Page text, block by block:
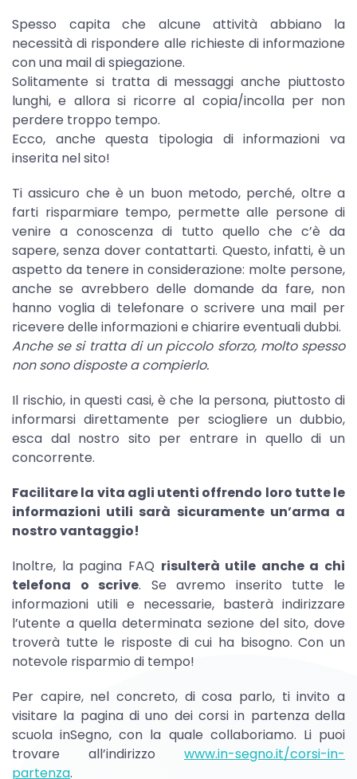
Spesso capita che alcune attività abbiano la
necessità di rispondere alle richieste di informazione
con una mail di spiegazione.
Solitamente si tratta di messaggi anche piuttosto
lunghi, e allora si ricorre al copia/incolla per non
perdere troppo tempo.
Ecco, anche questa tipologia di informazioni va
inserita nel sito!
Ti assicuro che è un buon metodo, perché, oltre a
farti risparmiare tempo, permette alle persone di
venire a conoscenza di tutto quello che c’è da
sapere, senza dover contattarti. Questo, infatti, è un
aspetto da tenere in considerazione: molte persone,
anche se avrebbero delle domande da fare, non
hanno voglia di telefonare o scrivere una mail per
ricevere delle informazioni e chiarire eventuali dubbi.
Anche se si tratta di un piccolo sforzo, molto spesso
non sono disposte a compierlo.
Il rischio, in questi casi, è che la persona, piuttosto di
informarsi direttamente per sciogliere un dubbio,
esca dal nostro sito per entrare in quello di un
concorrente.
Facilitare la vita agli utenti offrendo loro tutte le
informazioni utili sarà sicuramente un’arma a
nostro vantaggio!
Inoltre, la pagina FAQ risulterà utile anche a chi
telefona o scrive. Se avremo inserito tutte le
informazioni utili e necessarie, basterà indirizzare
l’utente a quella determinata sezione del sito, dove
troverà tutte le risposte di cui ha bisogno. Con un
notevole risparmio di tempo!
Per capire, nel concreto, di cosa parlo, ti invito a
visitare la pagina di uno dei corsi in partenza della
scuola inSegno, con la quale collaboriamo. Li puoi
trovare all’indirizzo www.in-segno.it/corsi-in-
partenza.